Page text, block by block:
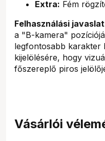
Extra: Fém
Felhasználási
a "B-kamera"
legfontosabb karakter
kijelölésére, hogy
főszereplő piros
Vásárlói